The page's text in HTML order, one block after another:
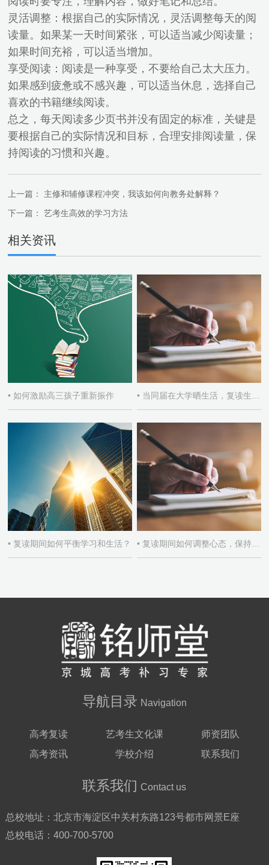
灵活调整：根据自己的实际情况，灵活调整每天的阅
读量。如果某一天时间紧张，可以适当减少阅读量；
如果时间充裕，可以适当增加。
享受阅读：阅读是一种享受，不要给自己太大压力。
如果感到疲惫或不感兴趣，可以适当休息，选择自己
喜欢的书籍继续阅读。
总之，每天阅读多少页书并没有固定的标准，关键是
要根据自己的实际情况和目标，合理安排阅读量，保
持阅读的习惯和兴趣。
上一篇：
主修和辅修课程冲突，我该如何向教务处解释？
下一篇：
艺考生高效的学习方法
相关资讯
• 如何激励高三孩子重新振作 • 当同届在大学晒生活，复读生如何自处
• 复读期间如何平衡学习和生活？ • 复读期间如何调整心态，保持积极学习态度？
导航目录 Navigation
高考复读 艺考生文化课
师资团队
高考资讯
学校介绍 联系我们
联系我们 Contact us
总校地址： 北京市海淀区中关村东路123号都市网景E座
总校电话： 400-700-5700